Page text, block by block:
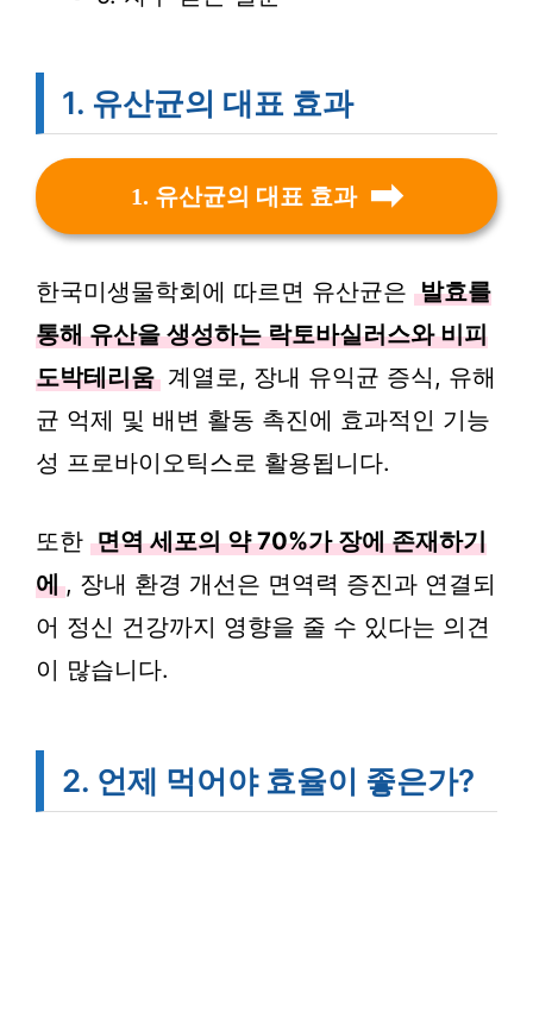
1. 유산균의 대표 효과
1. 유산균의 대표 효과
한국미생물학회에 따르면 유산균은 발효를
통해 유산을 생성하는 락토바실러스와 비피
도박테리움 계열로, 장내 유익균 증식, 유해
균 억제 및 배변 활동 촉진에 효과적인 기능
성 프로바이오틱스로 활용됩니다.
또한 면역 세포의 약 70%가 장에 존재하기
에 , 장내 환경 개선은 면역력 증진과 연결되
어 정신 건강까지 영향을 줄 수 있다는 의견
이 많습니다.
2. 언제 먹어야 효율이 좋은가?